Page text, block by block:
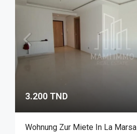
3.200 TND
Wohnung Zur Miete In La Marsa